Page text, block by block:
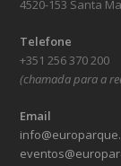
4520-153 Santa
Telefone
+351 256 370 200
(chamada para a
Email